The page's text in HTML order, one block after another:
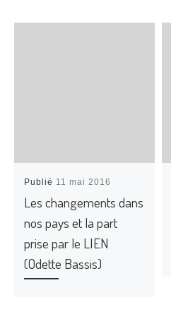
Publié 11 mai 2016
Les changements dans
nos pays et la part
prise par le LIEN
(Odette Bassis)